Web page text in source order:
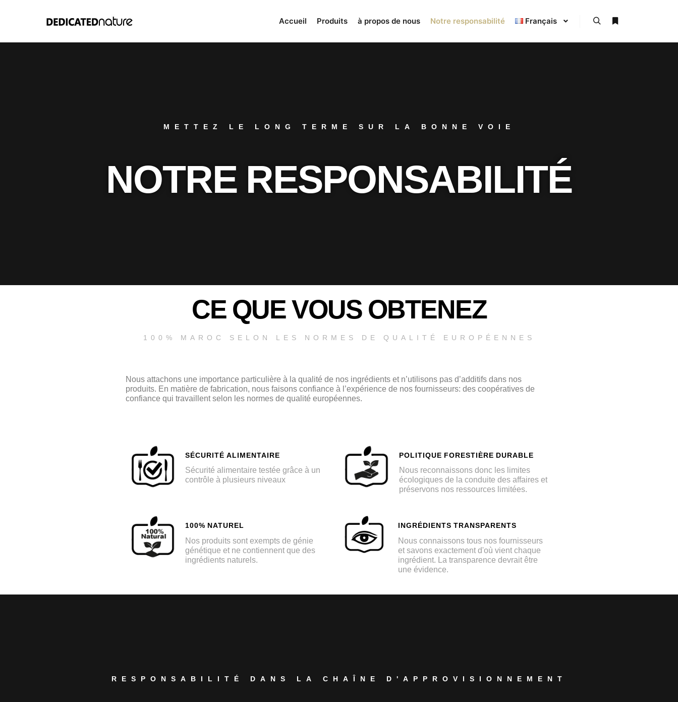
Accueil Produits à propos de nous Notre responsabilité Français
METTEZ LE LONG TERME SUR LA BONNE VOIE
NOTRE RESPONSABILITÉ
CE QUE VOUS OBTENEZ
100% MAROC SELON LES NORMES DE QUALITÉ EUROPÉENNES
Nous attachons une importance particulière à la qualité de nos ingrédients et n’utilisons pas d’additifs dans nos
produits. En matière de fabrication, nous faisons confiance à l’expérience de nos fournisseurs: des coopératives de
confiance qui travaillent selon les normes de qualité européennes.
SÉCURITÉ ALIMENTAIRE
Sécurité alimentaire testée grâce à un
contrôle à plusieurs niveaux
POLITIQUE FORESTIÈRE DURABLE
Nous reconnaissons donc les limites
écologiques de la conduite des affaires et
préservons nos ressources limitées.
100% NATUREL
Nos produits sont exempts de génie
génétique et ne contiennent que des
ingrédients naturels.
INGRÉDIENTS TRANSPARENTS
Nous connaissons tous nos fournisseurs
et savons exactement d'où vient chaque
ingrédient. La transparence devrait être
une évidence.
RESPONSABILITÉ DANS LA CHAÎNE D'APPROVISIONNEMENT